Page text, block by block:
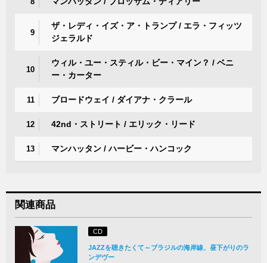
9
ザ・レディ・イズ・ア・トランプ / エラ・フィッツ
ジェラルド
10
ウィル・ユー・スティル・ビー・マイン？ / ベニ
ー・カーター
11 ブロードウェイ / ダイアナ・クラール
12 42nd・ストリート / エリック・リード
13 マンハッタン / ハービー・ハンコック
関連商品
CD
JAZZを聴きたくて～ブラジルの海岸線、昼下がりのラ
ンデヴー